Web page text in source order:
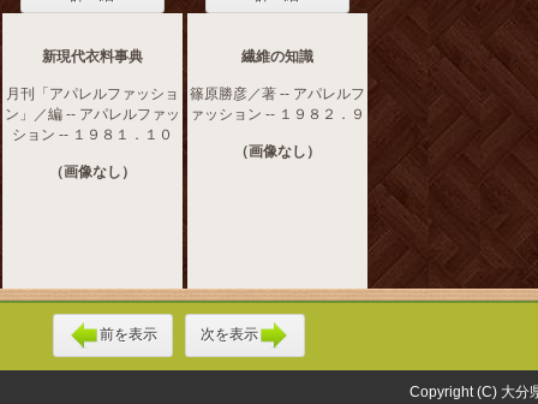
新現代衣料事典
月刊「アパレルファッショ
ン」／編 -- アパレルファッ
ション -- １９８１．１０
（画像なし）
繊維の知識
篠原勝彦／著 -- アパレルフ
ァッション -- １９８２．９
（画像なし）
前を表示 次を表示
Copyright (C) 大分